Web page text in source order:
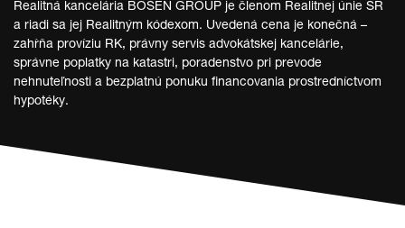
Realitná kancelária BOSEN GROUP je členom Realitnej únie SR
a riadi sa jej Realitným kódexom. Uvedená cena je konečná –
zahŕňa províziu RK, právny servis advokátskej kancelárie,
správne poplatky na katastri, poradenstvo pri prevode
nehnuteľnosti a bezplatnú ponuku financovania prostredníctvom
hypotéky.